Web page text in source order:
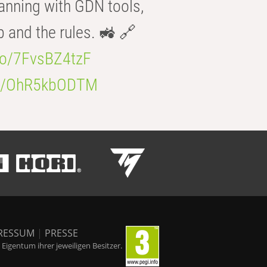
with GDN tools,
and the rules. 🚜 🔗
7FvsBZ4tzF
| PRESSE
ihrer jeweiligen Besitzer.